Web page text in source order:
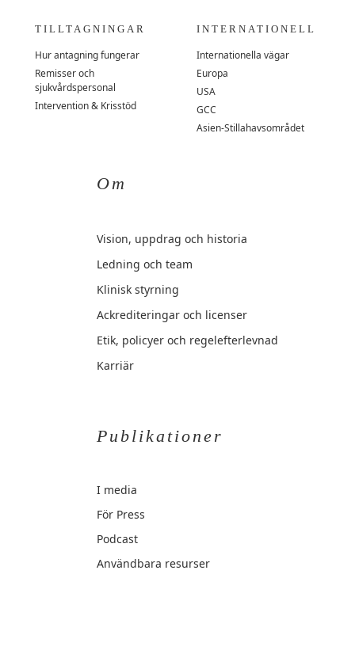
TILLTAGNINGAR
Hur antagning fungerar
Remisser och
sjukvårdspersonal
Intervention & Krisstöd
INTERNATIONELL
Internationella vägar
Europa
USA
GCC
Asien-Stillahavsområdet
Om
Vision, uppdrag och historia
Ledning och team
Klinisk styrning
Ackrediteringar och licenser
Etik, policyer och regelefterlevnad
Karriär
Publikationer
I media
För Press
Podcast
Användbara resurser